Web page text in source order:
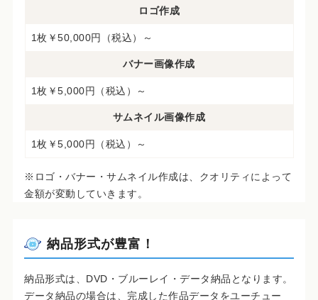
ロゴ作成
1枚￥50,000円（税込）～
バナー画像作成
1枚￥5,000円（税込）～
サムネイル画像作成
1枚￥5,000円（税込）～
※ロゴ・バナー・サムネイル作成は、クオリティによって
金額が変動していきます。
納品形式が豊富！
納品形式は、DVD・ブルーレイ・データ納品となります。
データ納品の場合は、完成した作品データをユーチュー